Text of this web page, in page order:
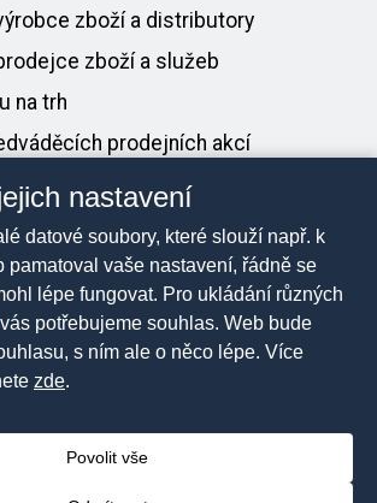
zboží a distributory
zboží a služeb
na trh
prodejních akcí
vyhrazena
Mapa stránek
nastavení
datové soubory, které slouží např. k
pamatoval vaše nastavení, řádně se
lépe fungovat. Pro ukládání různých
potřebujeme souhlas. Web bude
s ním ale o něco lépe. Více
zde.
Povolit vše